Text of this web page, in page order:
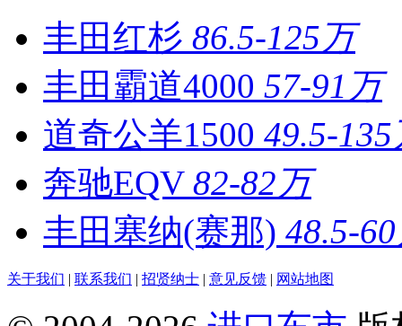
丰田红杉 86.5-125万
丰田霸道4000 57-91万
道奇公羊1500 49.5-135
奔驰EQV 82-82万
丰田塞纳(赛那) 48.5-
关于我们 | 联系我们 | 招贤纳士 | 意见反馈 | 网站地图